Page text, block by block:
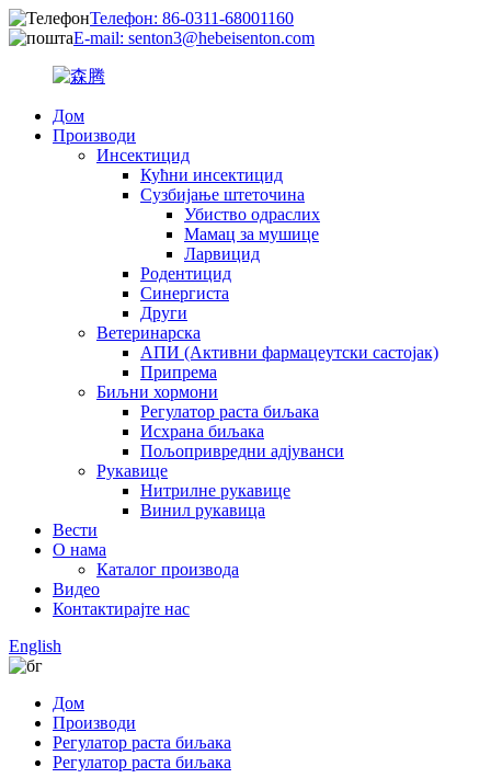
Телефон: 86-0311-68001160
E-mail: senton3@hebeisenton.com
Дом
Производи
Инсектицид
Кућни инсектицид
Сузбијање штеточина
Убиство одраслих
Мамац за мушице
Ларвицид
Родентицид
Синергиста
Други
Ветеринарска
АПИ (Активни фармацеутски састојак)
Припрема
Биљни хормони
Регулатор раста биљака
Исхрана биљака
Пољопривредни адјуванси
Рукавице
Нитрилне рукавице
Винил рукавица
Вести
О нама
Каталог производа
Видео
Контактирајте нас
English
Дом
Производи
Регулатор раста биљака
Регулатор раста биљака